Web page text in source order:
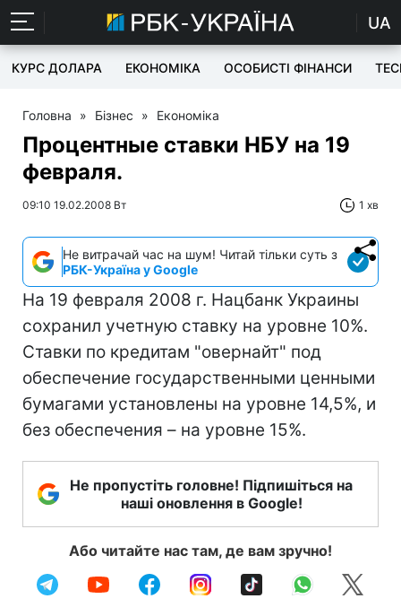
UA
КУРС ДОЛАРА ЕКОНОМІКА ОСОБИСТІ ФІНАНСИ
Головна » Бізнес » Економіка
Процентные ставки НБУ на 19
февраля.
09:10 19.02.2008 Вт 1 хв
Не витрачай час на шум! Читай тільки суть з
РБК-Україна у Google
На 19 февраля 2008 г. Нацбанк Украины
сохранил учетную ставку на уровне 10%.
Ставки по кредитам "овернайт" под
обеспечение государственными ценными
бумагами установлены на уровне 14,5%, и
без обеспечения – на уровне 15%.
Не пропустіть головне! Підпишіться на
наші оновлення в Google!
Або читайте нас там, де вам зручно!